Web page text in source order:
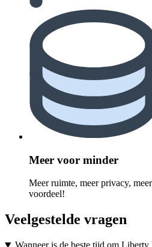
Meer voor minder
Meer ruimte, meer privacy,
voordeel!
Veelgestelde vragen